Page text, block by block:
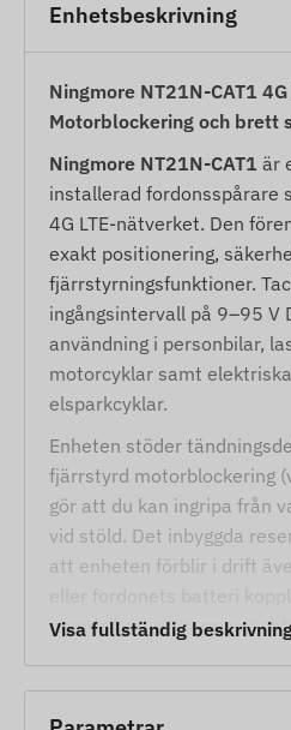
Enhetsbeskrivning
Ningmore NT21N-CAT1
Motorblockering och brett
Ningmore NT21N-CAT1 är
installerad fordonsspårare
4G LTE-nätverket. Den
exakt positionering,
fjärrstyrningsfunktioner.
ingångsintervall på 9–95 V
användning i personbilar,
motorcyklar samt
elsparkcyklar.
Enheten stöder
fjärrstyrd motorblockering
gör att du kan ingripa från
vid stöld. Det inbyggda
att enheten förblir i drift
omedelbart ett larm om
dörrsensor för ett
Visa fullständig